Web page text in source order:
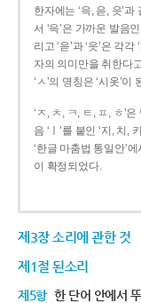
한자에는 ‘윽, 읃, 읏’
서 ‘윽’은 가까운 발음
리고 ‘읃’과 ‘읏’은 각
자의 의미만을 취한다
‘ㅅ’의 명칭은 ‘시옷’이
‘ㅈ, ㅊ, ㅋ, ㅌ, ㅍ, ㅎ’
음 ‘ㅣ’를 붙인 ‘지, 치,
‘한글 마춤법 통일안’
이 확정되었다.
제3장 소리에 관한 것
제1절 된소리
제5항 한 단어 안에서